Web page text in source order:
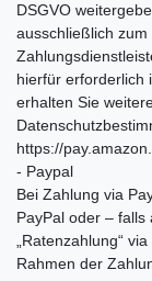
DSGVO
ausschließlich
hierfür erforderlich
erhalten Sie
https://
- Paypal
Bei Zahlung via
PayPal oder –
„Ratenzahlung“
Rahmen der